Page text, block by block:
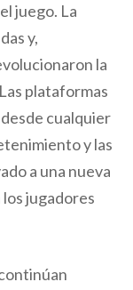
juego. La
y,
la
plataformas
cualquier
y las
a una nueva
jugadores